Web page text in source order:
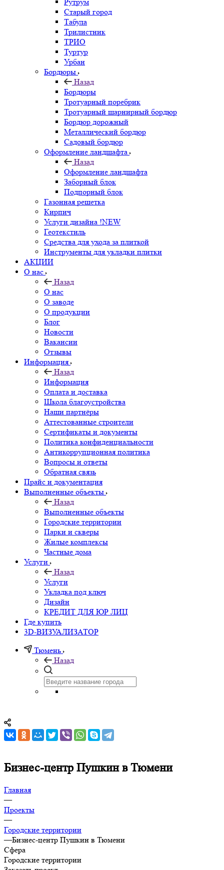
Старый город
Табула
Трилистник
ТРИО
Туртур
Урбан
Бордюры
Назад
Бордюры
Тротуарный поребрик
Тротуарный шарнирный бордюр
Бордюр дорожный
Металлический бордюр
Садовый бордюр
Оформление ландшафта
Назад
Оформление ландшафта
Заборный блок
Подпорный блок
Газонная решетка
Кирпич
Услуги дизайна !NEW
Геотекстиль
Средства для ухода за плиткой
Инструменты для укладки плитки
АКЦИИ
О нас
Назад
О нас
О заводе
О продукции
Блог
Новости
Вакансии
Отзывы
Информация
Назад
Информация
Оплата и доставка
Школа благоустройства
Наши партнёры
Аттестованные строители
Сертификаты и документы
Политика конфиденциальности
Антикоррупционная политика
Вопросы и ответы
Обратная связь
Прайс и документация
Выполненные объекты
Назад
Выполненные объекты
Городские территории
Парки и скверы
Жилые комплексы
Частные дома
Услуги
Назад
Услуги
Укладка под ключ
Дизайн
КРЕДИТ ДЛЯ ЮР ЛИЦ
Где купить
3D-ВИЗУАЛИЗАТОР
Тюмень
Назад
Бизнес-центр Пушкин в Тюмени
Главная
—
Проекты
—
Городские территории
—Бизнес-центр Пушкин в Тюмени
Сфера
Городские территории